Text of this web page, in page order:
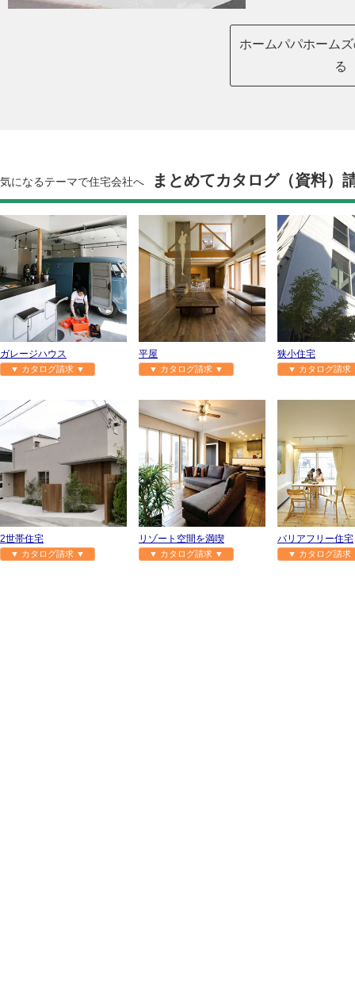
ホームパパホーム
る
気になるテーマで住宅会社へ まとめてカタログ（資料）
ガレージハウス
▼ カタログ請求 ▼
平屋
▼ カタログ請求 ▼
狭小住宅
▼ カタログ請
2世帯住宅
▼ カタログ請求 ▼
リゾート空間を満喫
▼ カタログ請求 ▼
バリアフリー住宅
▼ カタログ請